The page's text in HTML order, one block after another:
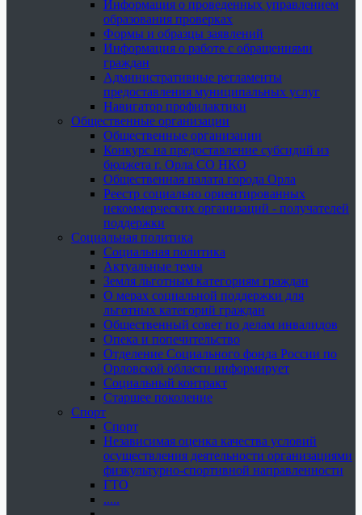
Информация о проведенных управлением
образования проверках
Формы и образцы заявлений
Информация о работе с обращениями
граждан
Административные регламенты
предоставления муниципальных услуг
Навигатор профилактики
Общественные организации
Общественные организации
Конкурс на предоставление субсидий из
бюджета г. Орла СО НКО
Общественная палата города Орла
Реестр социально ориентированных
некоммерческих организаций - получателей
поддержки
Социальная политика
Социальная политика
Актуальные темы
Земля льготным категориям граждан
О мерах социальной поддержки для
льготных категорий граждан
Общественный совет по делам инвалидов
Опека и попечительство
Отделение Социального фонда России по
Орловской области информирует
Социальный контракт
Старшее поколение
Спорт
Спорт
Независимая оценка качества условий
осуществления деятельности организациями
физкультурно-спортивной направленности
ГТО
.....